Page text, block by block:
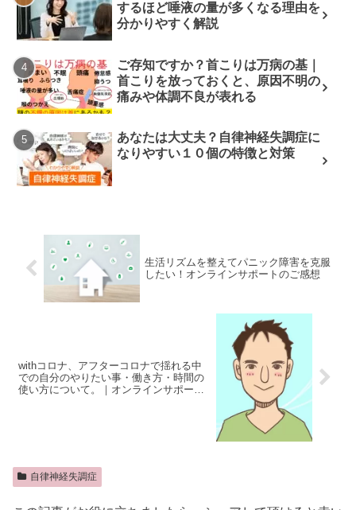
するほど唾液の量が多くなる理由を
分かりやすく解説
ご存知ですか？首こりは万病の基｜
首こりを放っておくと、原因不明の
痛みや体調不良が表れる
あなたは大丈夫？自律神経失調症に
なりやすい１０個の特徴と対策
生活リズムを整えてパニック障害を克服
したい！オンラインサポートのご感想
withコロナ、アフターコロナで揺れる中
での自分のやりたい事・働き方・時間の
使い方について。｜オンラインサポート
自律神経失調症